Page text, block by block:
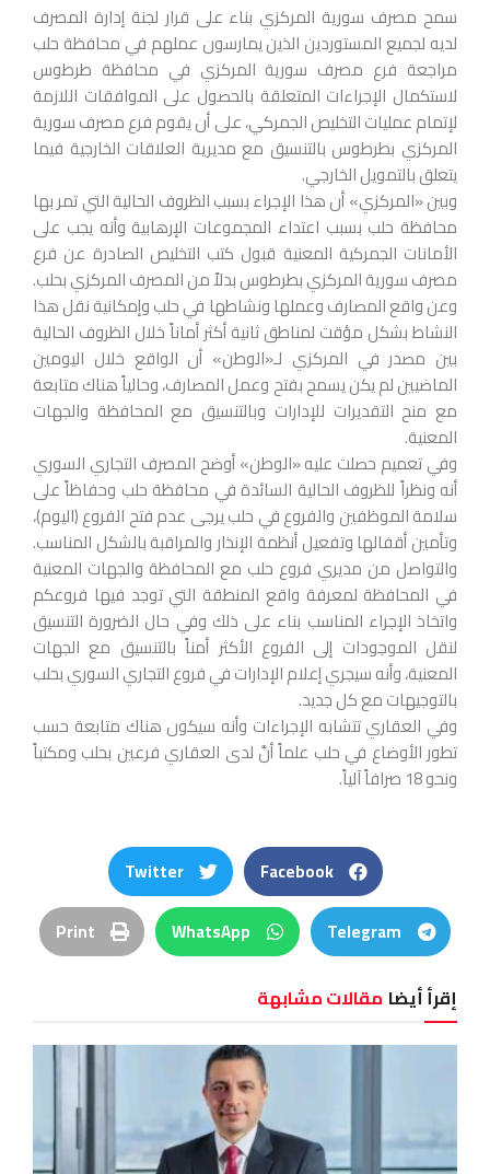
سمح مصرف سورية المركزي بناء على قرار لجنة إدارة المصرف
لديه لجميع المستوردين الذين يمارسون عملهم في محافظة حلب
مراجعة فرع مصرف سورية المركزي في محافظة طرطوس
لاستكمال الإجراءات المتعلقة بالحصول على الموافقات اللازمة
لإتمام عمليات التخليص الجمركي، على أن يقوم فرع مصرف سورية
المركزي بطرطوس بالتنسيق مع مديرية العلاقات الخارجية فيما
يتعلق بالتمويل الخارجي.
وبين «المركزي» أن هذا الإجراء بسبب الظروف الحالية التي تمر بها
محافظة حلب بسبب اعتداء المجموعات الإرهابية وأنه يجب على
الأمانات الجمركية المعنية قبول كتب التخليص الصادرة عن فرع
مصرف سورية المركزي بطرطوس بدلاً من المصرف المركزي بحلب.
وعن واقع المصارف وعملها ونشاطها في حلب وإمكانية نقل هذا
النشاط بشكل مؤقت لمناطق ثانية أكثر أماناً خلال الظروف الحالية
بين مصدر في المركزي لـ«الوطن» أن الواقع خلال اليومين
الماضيين لم يكن يسمح بفتح وعمل المصارف، وحالياً هناك متابعة
مع منح التقديرات للإدارات وبالتنسيق مع المحافظة والجهات
المعنية.
وفي تعميم حصلت عليه «الوطن» أوضح المصرف التجاري السوري
أنه ونظراً للظروف الحالية السائدة في محافظة حلب وحفاظاً على
سلامة الموظفين والفروع في حلب يرجى عدم فتح الفروع (اليوم)،
وتأمين أقفالها وتفعيل أنظمة الإنذار والمراقبة بالشكل المناسب.
والتواصل من مديري فروع حلب مع المحافظة والجهات المعنية
في المحافظة لمعرفة واقع المنطقة التي توجد فيها فروعكم
واتخاذ الإجراء المناسب بناء على ذلك وفي حال الضرورة التنسيق
لنقل الموجودات إلى الفروع الأكثر أمناً بالتنسيق مع الجهات
المعنية، وأنه سيجري إعلام الإدارات في فروع التجاري السوري بحلب
بالتوجيهات مع كل جديد.
وفي العقاري تتشابه الإجراءات وأنه سيكون هناك متابعة حسب
تطور الأوضاع في حلب علماً أنَّ لدى العقاري فرعين بحلب ومكتباً
ونحو 18 صرافاً آلياً.
Facebook
Twitter
Telegram
WhatsApp
Print
إقرأ أيضا مقالات مشابهة